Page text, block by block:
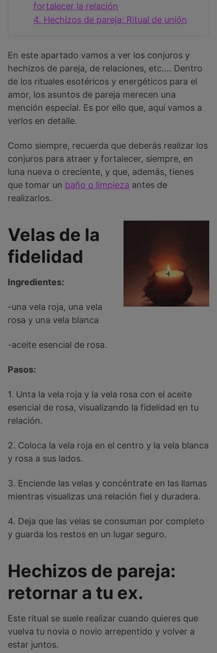
fortalecer la relación
4. Hechizos de pareja: Ritual de unión
En este apartado vamos a ver los conjuros y
hechizos de pareja, de relaciones, etc…. Dentro
de los rituales esotéricos y energéticos para el
amor, los asuntos de pareja merecen una
mención especial. Es por ello que, aquí vamos a
verlos en detalle.
Como siempre, recuerda que deberás realizar los
conjuros para atraer y fortalecer, siempre, en
luna nueva o creciente, y que, además, tienes
que tomar un baño o limpieza antes de
realizarlos.
Velas de la
fidelidad
Ingredientes:
-una vela roja, una vela
rosa y una vela blanca
-aceite esencial de rosa.
Pasos:
1. Unta la vela roja y la vela rosa con el aceite
esencial de rosa, visualizando la fidelidad en tu
relación.
2. Coloca la vela roja en el centro y la vela blanca
y rosa a sus lados.
3. Enciende las velas y concéntrate en las llamas
mientras visualizas una relación fiel y duradera.
4. Deja que las velas se consuman por completo
y guarda los restos en un lugar seguro.
Hechizos de pareja:
retornar a tu ex.
Este ritual se suele realizar cuando quieres que
vuelva tu novia o novio arrepentido y volver a
estar juntos.